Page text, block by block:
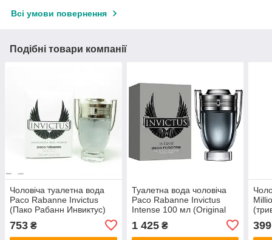
Всі умови повернення
Подібні товари компанії
Чоловіча туалетна вода
Paco Rabanne Invictus
(Пако Рабанн Инвиктус)
753 ₴
Туалетна вода чоловіча
Paco Rabanne Invictus
Intense 100 мл (Original
1 425₴ 399